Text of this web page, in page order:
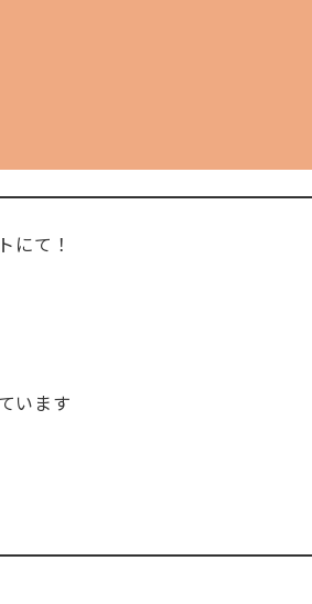
にて！
います